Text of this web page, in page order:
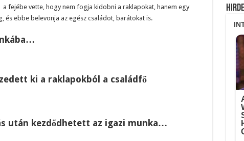
fejébe vette, hogy nem fogja kidobni a raklapokat, hanem egy
és ebbe belevonja az egész családot, barátokat is.
ki a raklapokból a családfő
után kezdődhetett az igazi munka…